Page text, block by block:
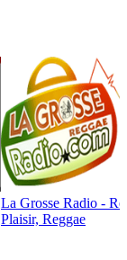
La Grosse Radio -
Plaisir, Reggae